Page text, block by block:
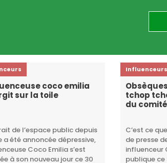
coco emilia
sur la toile
de l’espace public depuis
a été annoncée dépressive,
Coco Emilia s’est
à son nouveau jour ce 30
Influenceurs
tchop
du
C’est ce
de presse
influenceur
publique ce